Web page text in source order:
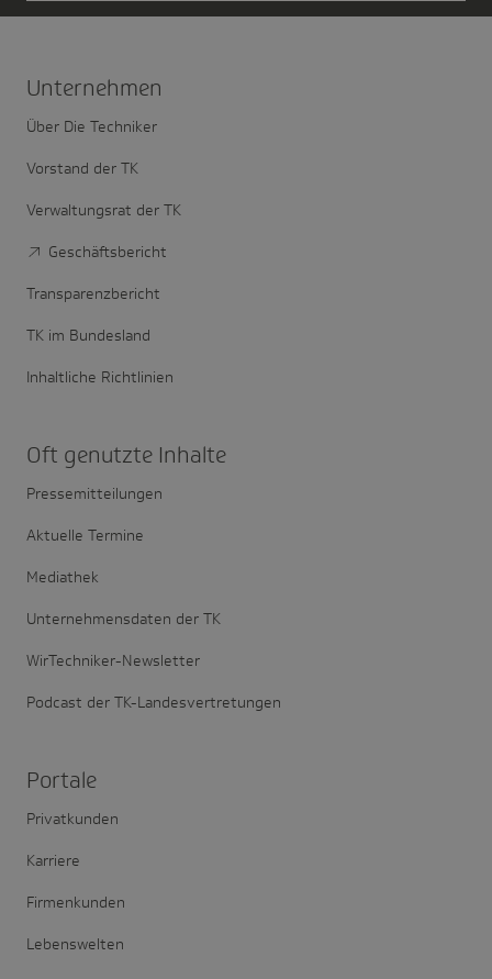
Unter­nehmen
Über Die Techniker
Vorstand der TK
Verwaltungsrat der TK
Geschäftsbericht
Transparenzbericht
TK im Bundesland
Inhaltliche Richtlinien
Oft genutzte Inhalte
Pressemitteilungen
Aktuelle Termine
Mediathek
Unternehmensdaten der TK
WirTechniker-Newsletter
Podcast der TK-Landesvertretungen
Portale
Privatkunden
Karriere
Firmenkunden
Lebenswelten